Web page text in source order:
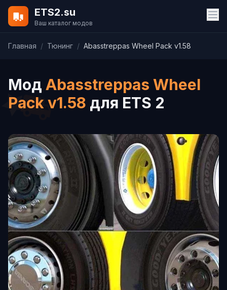
ETS2.su
Ваш каталог модов
Главная / Тюнинг / Abasstreppas Wheel Pack v1.58
Мод Abasstreppas Wheel
Pack v1.58 для ETS 2